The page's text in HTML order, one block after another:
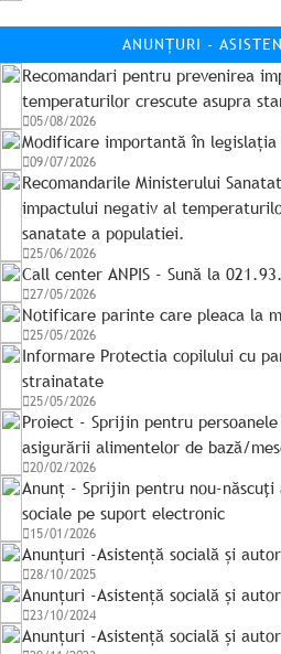
ANUNȚURI -
Recomandari pentru prevenirea
temperaturilor crescute asupra
05/08/2026
Modificare importantă în
09/07/2026
Recomandarile Ministerului
impactului negativ al
sanatate a populatiei.
25/06/2026
Call center ANPIS - Sună la
27/05/2026
Notificare parinte care pleaca la
25/05/2026
Informare Protectia copilului cu
strainatate
25/05/2026
Proiect - Sprijin pentru
asigurării alimentelor de bază/
20/02/2026
Anunț - Sprijin pentru nou-
sociale pe suport electronic
15/01/2026
Anunțuri -Asistență socială și
28/10/2025
Anunțuri -Asistență socială și
23/10/2024
Anunțuri -Asistență socială și